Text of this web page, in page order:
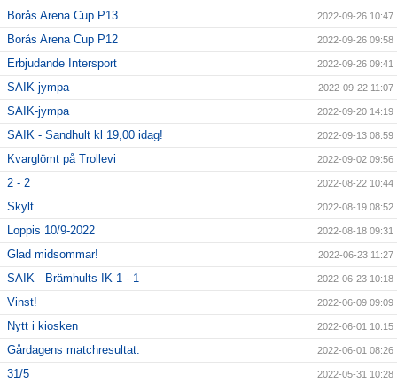
Borås Arena Cup P13 2022-09-26 10:47
Borås Arena Cup P12 2022-09-26 09:58
Erbjudande Intersport 2022-09-26 09:41
SAIK-jympa 2022-09-22 11:07
SAIK-jympa 2022-09-20 14:19
SAIK - Sandhult kl 19,00 idag! 2022-09-13 08:59
Kvarglömt på Trollevi 2022-09-02 09:56
2 - 2 2022-08-22 10:44
Skylt 2022-08-19 08:52
Loppis 10/9-2022 2022-08-18 09:31
Glad midsommar! 2022-06-23 11:27
SAIK - Brämhults IK 1 - 1 2022-06-23 10:18
Vinst! 2022-06-09 09:09
Nytt i kiosken 2022-06-01 10:15
Gårdagens matchresultat: 2022-06-01 08:26
31/5 2022-05-31 10:28